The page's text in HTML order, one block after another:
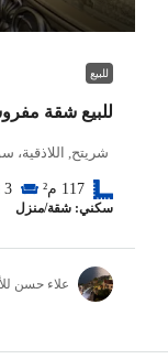
للبيع
للبيع شقة
شريتح, اللاذقية،
117 م² 3
سكني: شقة/منزل
علاء حسن